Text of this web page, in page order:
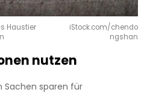
Haustier
iStock.com/chendo
ngshan
nutzen
Sachen sparen für